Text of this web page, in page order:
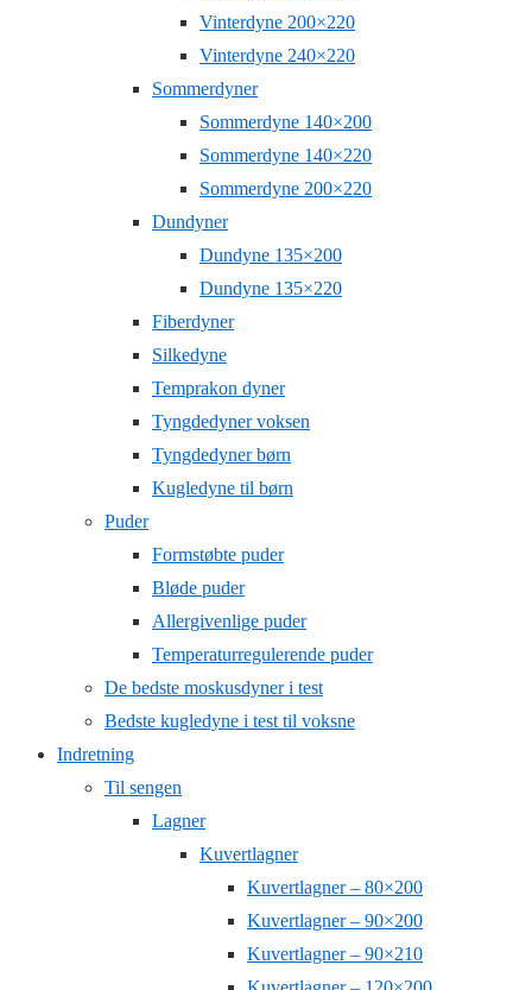
Vinterdyne 200×220
Vinterdyne 240×220
Sommerdyner
Sommerdyne 140×200
Sommerdyne 140×220
Sommerdyne 200×220
Dundyner
Dundyne 135×200
Dundyne 135×220
Fiberdyner
Silkedyne
Temprakon dyner
Tyngdedyner voksen
Tyngdedyner børn
Kugledyne til børn
Puder
Formstøbte puder
Bløde puder
Allergivenlige puder
Temperaturregulerende puder
De bedste moskusdyner i test
Bedste kugledyne i test til voksne
Indretning
Til sengen
Lagner
Kuvertlagner
Kuvertlagner – 80×200
Kuvertlagner – 90×200
Kuvertlagner – 90×210